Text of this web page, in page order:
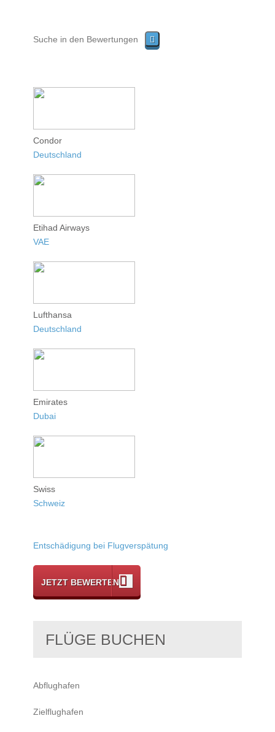
Condor
Deutschland
Etihad Airways
VAE
Lufthansa
Deutschland
Emirates
Dubai
Swiss
Schweiz
Entschädigung bei Flugverspätung
JETZT BEWERTEN
FLÜGE BUCHEN